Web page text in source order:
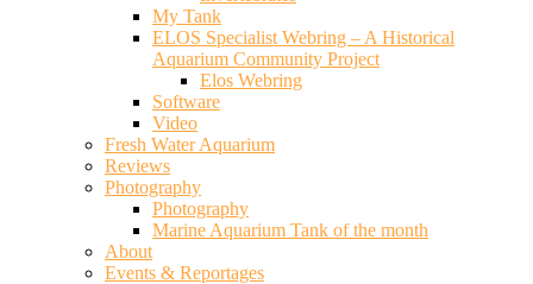
My Tank
ELOS Specialist Webring – A Historical
Aquarium Community Project
Elos Webring
Software
Video
Fresh Water Aquarium
Reviews
Photography
Photography
Marine Aquarium Tank of the month
About
Events & Reportages